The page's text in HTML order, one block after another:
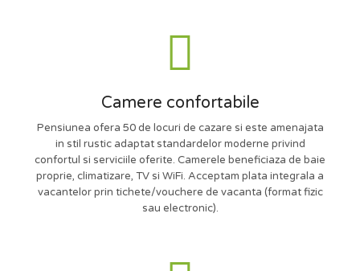
Camere confortabile
Pensiunea ofera 50 de locuri de cazare si este amenajata
in stil rustic adaptat standardelor moderne privind
confortul si serviciile oferite. Camerele beneficiaza de baie
proprie, climatizare, TV si WiFi. Acceptam plata integrala a
vacantelor prin tichete/vouchere de vacanta (format fizic
sau electronic).